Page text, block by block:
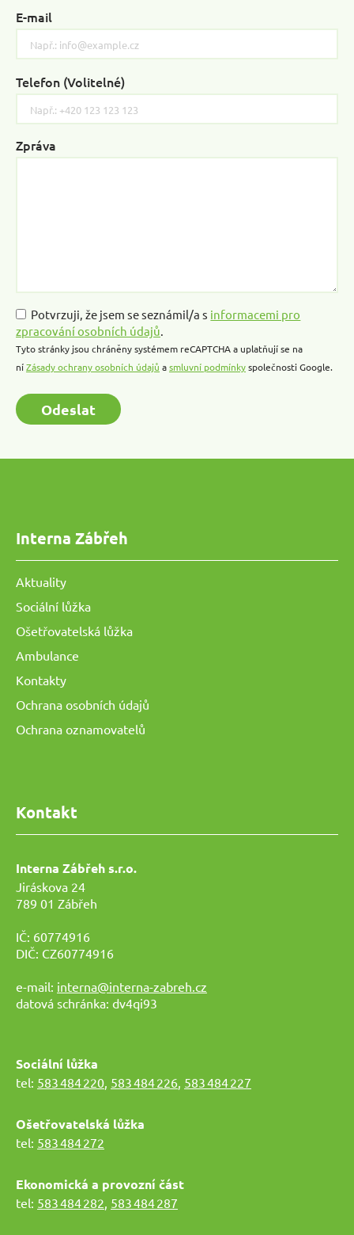
E-mail
Please
leave
this
empty.
Telefon (Volitelné)
Zpráva
Potvrzuji, že jsem se seznámil/a s informacemi pro
zpracování osobních údajů.
Tyto stránky jsou chráněny systémem reCAPTCHA a uplatňují se na
níZásady ochrany osobních údajů asmluvní podmínkyspolečnosti Google.
Odeslat
Interna Zábřeh
Aktuality
Sociální lůžka
Ošetřovatelská lůžka
Ambulance
Kontakty
Ochrana osobních údajů
Ochrana oznamovatelů
Kontakt
Interna Zábřeh s.r.o.
Jiráskova 24
789 01 Zábřeh
IČ: 60774916
DIČ: CZ60774916
e-mail: interna@interna-zabreh.cz
datová schránka: dv4qi93
Sociální lůžka
tel: 583 484 220, 583 484 226, 583 484 227
Ošetřovatelská lůžka
tel: 583 484 272
Ekonomická a provozní část
tel: 583 484 282, 583 484 287